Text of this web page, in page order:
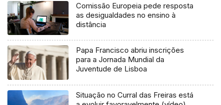
Comissão Europeia pede resposta
as desigualdades no ensino à
distância
Papa Francisco abriu inscrições
para a Jornada Mundial da
Juventude de Lisboa
Situação no Curral das Freiras está